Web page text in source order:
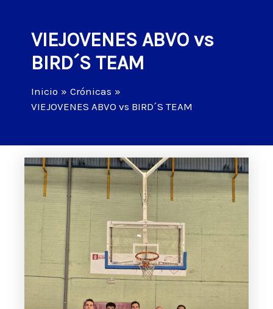
VIEJOVENES ABVO vs
BIRD´S TEAM
Inicio
Crónicas
VIEJOVENES ABVO vs BIRD´S TEAM